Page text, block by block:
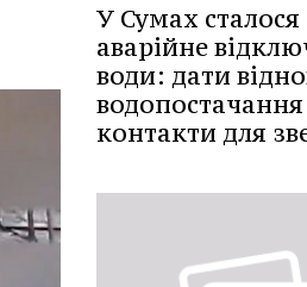
У Сумах сталося
аварійне
води: дати
водопостачання
контакти для